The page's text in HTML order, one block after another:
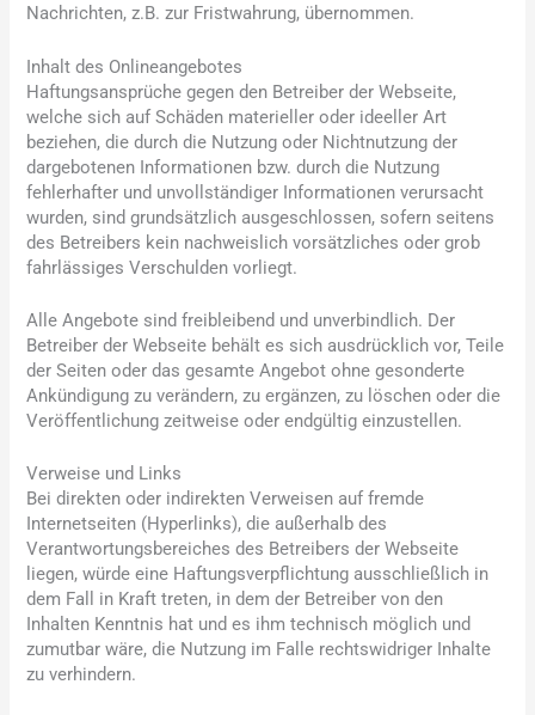
Nachrichten, z.B. zur Fristwahrung, übernommen.
Inhalt des Onlineangebotes
Haftungsansprüche gegen den Betreiber der Webseite,
welche sich auf Schäden materieller oder ideeller Art
beziehen, die durch die Nutzung oder Nichtnutzung der
dargebotenen Informationen bzw. durch die Nutzung
fehlerhafter und unvollständiger Informationen verursacht
wurden, sind grundsätzlich ausgeschlossen, sofern seitens
des Betreibers kein nachweislich vorsätzliches oder grob
fahrlässiges Verschulden vorliegt.
Alle Angebote sind freibleibend und unverbindlich. Der
Betreiber der Webseite behält es sich ausdrücklich vor, Teile
der Seiten oder das gesamte Angebot ohne gesonderte
Ankündigung zu verändern, zu ergänzen, zu löschen oder die
Veröffentlichung zeitweise oder endgültig einzustellen.
Verweise und Links
Bei direkten oder indirekten Verweisen auf fremde
Internetseiten (Hyperlinks), die außerhalb des
Verantwortungsbereiches des Betreibers der Webseite
liegen, würde eine Haftungsverpflichtung ausschließlich in
dem Fall in Kraft treten, in dem der Betreiber von den
Inhalten Kenntnis hat und es ihm technisch möglich und
zumutbar wäre, die Nutzung im Falle rechtswidriger Inhalte
zu verhindern.